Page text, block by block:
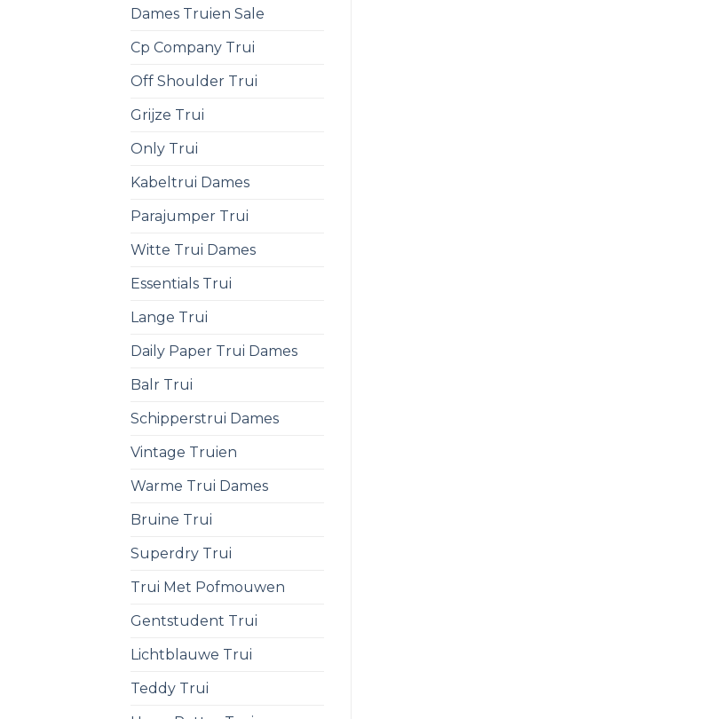
Dames Truien Sale
Cp Company Trui
Off Shoulder Trui
Grijze Trui
Only Trui
Kabeltrui Dames
Parajumper Trui
Witte Trui Dames
Essentials Trui
Lange Trui
Daily Paper Trui Dames
Balr Trui
Schipperstrui Dames
Vintage Truien
Warme Trui Dames
Bruine Trui
Superdry Trui
Trui Met Pofmouwen
Gentstudent Trui
Lichtblauwe Trui
Teddy Trui